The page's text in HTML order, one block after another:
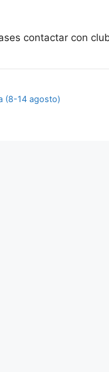
contactar con
(8-14 agosto)